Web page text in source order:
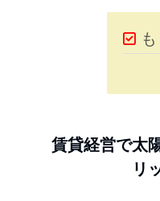
賃貸経営で太
リ